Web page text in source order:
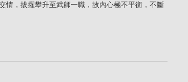
情，拔擢攀升至武師一職，故內心極不平衡，不斷